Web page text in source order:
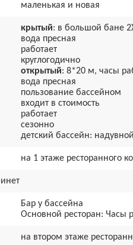
маленькая и новая
крытый: в большой бане
вода пресная
работает
круглогодично
открытый: 8*20 м, часы
вода пресная
пользование бассейном
входит в стоимость
работает
сезонно
детский бассейн:
на 1 этаже ресторанного
Бар у бассейна
Основной ресторан: Часы
на втором этаже